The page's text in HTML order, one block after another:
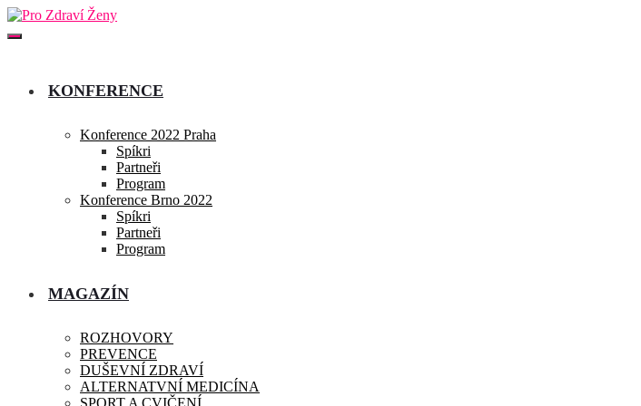
KONFERENCE
Konference 2022 Praha
Spíkri
Partneři
Program
Konference Brno 2022
Spíkri
Partneři
Program
MAGAZÍN
ROZHOVORY
PREVENCE
DUŠEVNÍ ZDRAVÍ
ALTERNATVNÍ MEDICÍNA
SPORT A CVIČENÍ